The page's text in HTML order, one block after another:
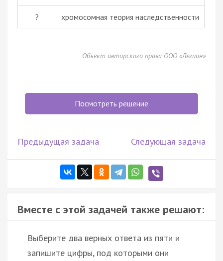
? хромосомная теория наследственности
Объект авторского права ООО «Легион»
Посмотреть решение
Предыдущая задача Следующая задача
Вместе с этой задачей также решают:
Выберите два верных ответа из пяти и
запишите цифры, под которыми они